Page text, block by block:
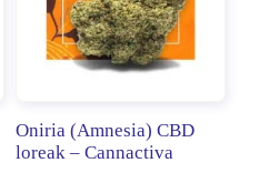
Oniria (Amnesia) CBD
loreak – Cannactiva